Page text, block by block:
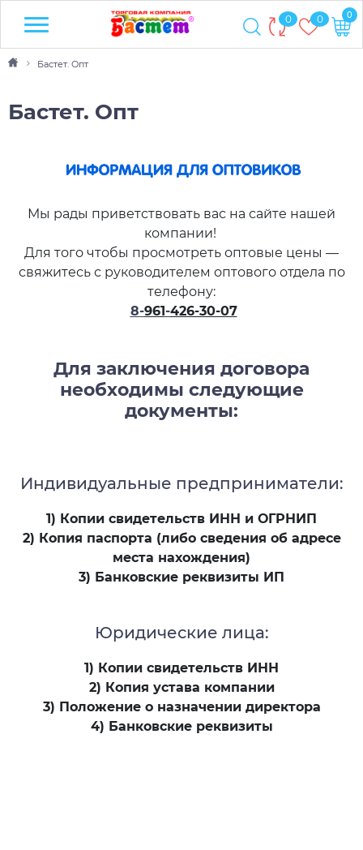
0 0 0
Бастет. Опт
Бастет. Опт
Мы рады приветствовать вас на сайте нашей
компании!
Для того чтобы просмотреть оптовые цены —
свяжитесь с руководителем оптового отдела по
телефону:
8-961-426-30-07
Для заключения договора
необходимы следующие
документы:
Индивидуальные предприниматели:
1) Копии свидетельств ИНН и ОГРНИП
2) Копия паспорта (либо сведения об адресе
места нахождения)
3) Банковские реквизиты ИП
Юридические лица:
1) Копии свидетельств ИНН
2) Копия устава компании
3) Положение о назначении директора
4) Банковские реквизиты